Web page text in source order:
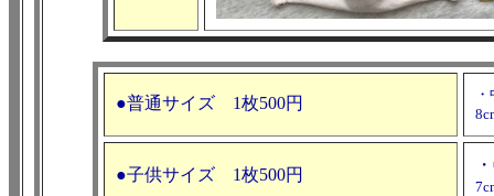
●普通サイズ 1枚500円
●子供サイズ 1枚500円
・